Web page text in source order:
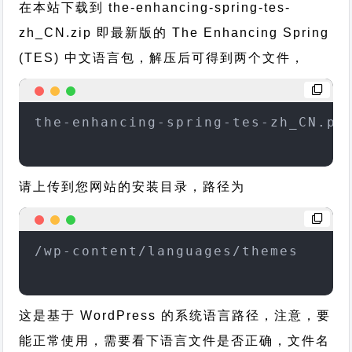
在本站下载到the-enhancing-spring-tes-
zh_CN.zip 即最新版的 The Enhancing Spring
(TES) 中文语言包，解压后可得到两个文件，
the-enhancing-spring-tes-
请上传到您网站的安装目录，路径为
/wp-content/languages/themes
这是基于 WordPress 的系统语言路径，注意，要
能正常使用，需要看下语言文件是否正确，文件名